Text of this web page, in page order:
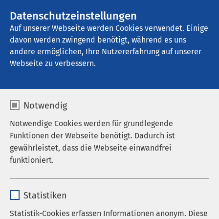
Datenschutzeinstellungen
Auf unserer Webseite werden Cookies verwendet. Einige
davon werden zwingend benötigt, während es uns
andere ermöglichen, Ihre Nutzererfahrung auf unserer
Webseite zu verbessern.
Notwendig
Notwendige Cookies werden für grundlegende
Funktionen der Webseite benötigt. Dadurch ist
gewährleistet, dass die Webseite einwandfrei
funktioniert.
Anbieter sgalinski
Statistiken
Statistik-Cookies erfassen Informationen anonym. Diese
AMEOS Klinikum Bad Aussee
AMEOS Klinikum Bad